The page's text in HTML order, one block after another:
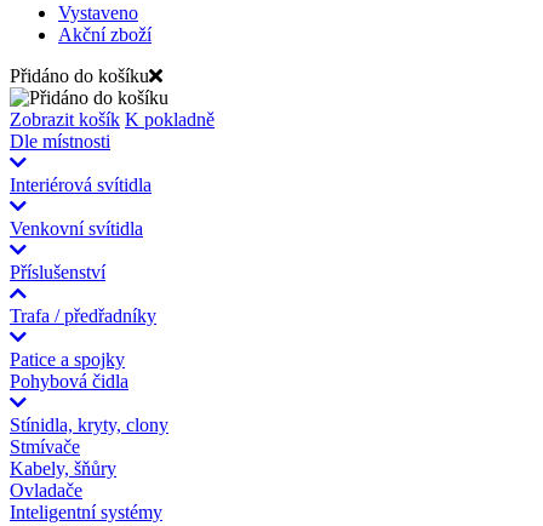
Vystaveno
Akční zboží
Přidáno do košíku
Zobrazit košík K pokladně
Dle místnosti
Interiérová svítidla
Venkovní svítidla
Příslušenství
Trafa / předřadníky
Patice a spojky
Pohybová čidla
Stínidla, kryty, clony
Stmívače
Kabely, šňůry
Ovladače
Inteligentní systémy